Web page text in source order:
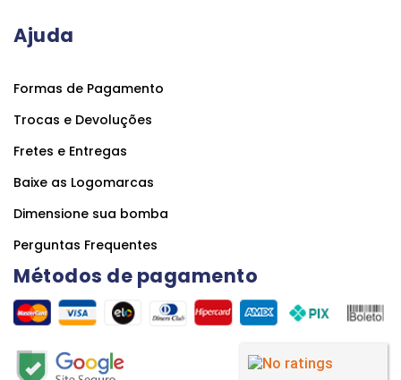
Ajuda
Formas de Pagamento
Trocas e Devoluções
Fretes e Entregas
Baixe as Logomarcas
Dimensione sua bomba
Perguntas Frequentes
Métodos de pagamento